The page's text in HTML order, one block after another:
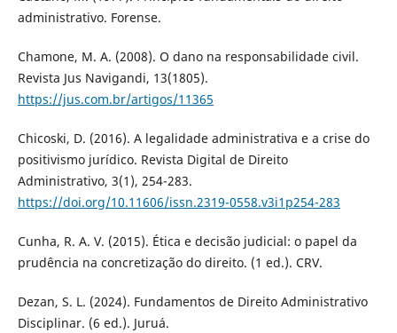
administrativo. Forense.
Chamone, M. A. (2008). O dano na responsabilidade civil.
Revista Jus Navigandi, 13(1805).
https://jus.com.br/artigos/11365
Chicoski, D. (2016). A legalidade administrativa e a crise do
positivismo jurídico. Revista Digital de Direito
Administrativo, 3(1), 254-283.
https://doi.org/10.11606/issn.2319-0558.v3i1p254-283
Cunha, R. A. V. (2015). Ética e decisão judicial: o papel da
prudência na concretização do direito. (1 ed.). CRV.
Dezan, S. L. (2024). Fundamentos de Direito Administrativo
Disciplinar. (6 ed.). Juruá.